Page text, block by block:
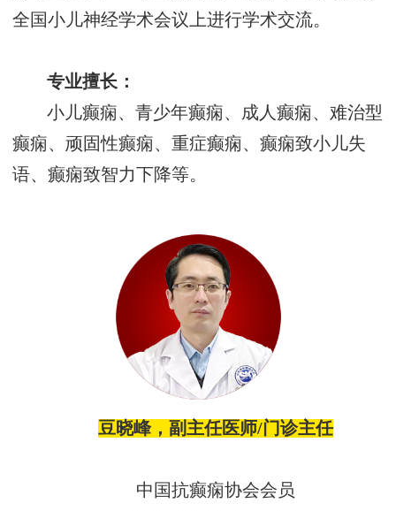
全国小儿神经学术会议上进行学术交流。
专业擅长：
小儿癫痫、青少年癫痫、成人癫痫、难治型
癫痫、顽固性癫痫、重症癫痫、 癫痫致小儿失
语、癫痫致智力下降等。
豆晓峰，副主任医师/门诊主任
中国抗癫痫协会会员